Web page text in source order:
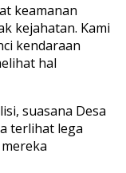
keamanan
kejahatan. Kami
kendaraan
hal
suasana Desa
terlihat lega